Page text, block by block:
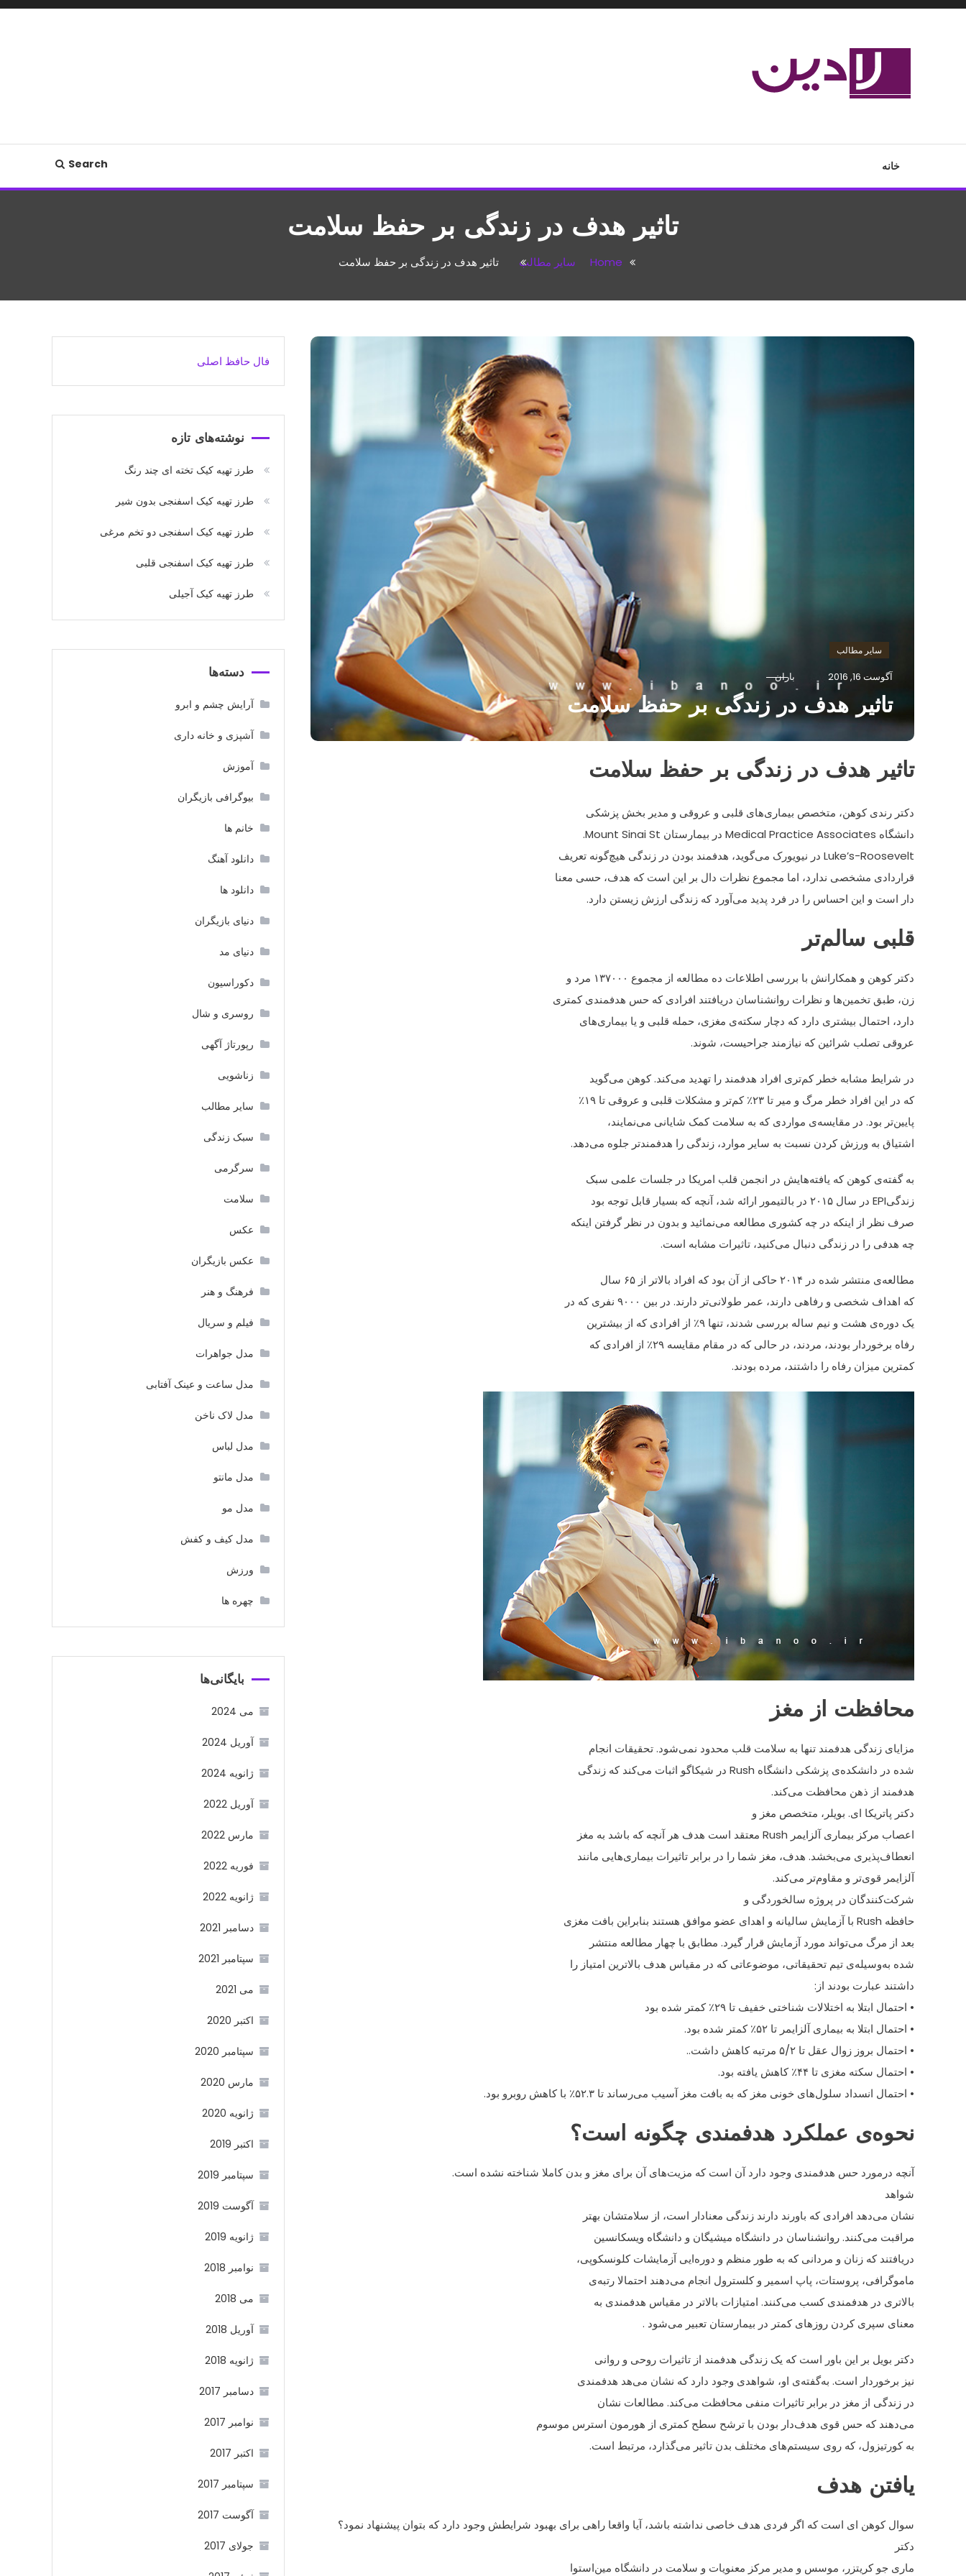
Skip
خانه Search
تاثیر هدف در زندگی بر حفظ سلامت
Home سایر مطالب تاثیر هدف در زندگی بر حفظ سلامت
سایر مطالب
آگوست 16, 2016 باران
تاثیر هدف در زندگی بر حفظ سلامت
تاثیر هدف در زندگی بر حفظ سلامت
دکتر رندی کوهن، متخصص بیماری‌های قلبی و عروقی و مدیر بخش پزشکی
دانشگاه Medical Practice Associates در بیمارستان Mount Sinai St.
Luke’s-Roosevelt در نیویورک می‌گوید، هدفمند بودن در زندگی هیچ‌گونه تعریف
قراردادی مشخصی ندارد، اما مجموع نظرات دال بر این است که هدف، حسی معنا
دار است و این احساس را در فرد پدید می‌آورد که زندگی ارزش زیستن دارد.
قلبی سالم‌تر
دکتر کوهن و همکارانش با بررسی اطلاعات ده مطالعه از مجموع ۱۳۷۰۰۰ مرد و
زن، طبق تخمین‌ها و نظرات روانشناسان دریافتند افرادی که حس هدفمندی کمتری
دارد، احتمال بیشتری دارد که دچار سکته‌ی مغزی، حمله قلبی و یا بیماری‌های
عروقی تصلب شرائین که نیازمند جراحیست، شوند.
در شرایط مشابه خطر کم‌تری افراد هدفمند را تهدید می‌کند. کوهن می‌گوید
که در این افراد خطر مرگ و میر تا ۲۳٪ کم‌تر و مشکلات قلبی و عروقی تا ۱۹٪
پایین‌تر بود. در مقایسه‌ی مواردی که به سلامت کمک شایانی می‌نمایند،
اشتیاق به ورزش کردن نسبت به سایر موارد، زندگی را هدفمند‌تر جلوه می‌دهد.
به گفته‌ی کوهن که یافته‌هایش در انجمن قلب امریکا در جلسات علمی سبک
زندگیEPI در سال ۲۰۱۵ در بالتیمور ارائه شد، آنچه که بسیار قابل توجه بود
صرف نظر از اینکه در چه کشوری مطالعه می‌نمائید و بدون در نظر گرفتن اینکه
چه هدفی را در زندگی دنبال می‌کنید، تاثیرات مشابه است.
مطالعه‌ی منتشر شده در ۲۰۱۴ حاکی از آن بود که افراد بالاتر از ۶۵ سال
که اهداف شخصی و رفاهی دارند، عمر طولانی‌تر دارند. در بین ۹۰۰۰ نفری که در
یک دوره‌ی هشت و نیم ساله بررسی شدند، تنها ۹٪ از افرادی که از بیشترین
رفاه برخوردار بودند، مردند، در حالی که در مقام مقایسه ۲۹٪ از افرادی که
کمترین میزان رفاه را داشتند، مرده بودند.
محافظت از مغز
مزایای زندگی هدفمند تنها به سلامت قلب محدود نمی‌شود. تحقیقات انجام
شده در دانشکده‌ی پزشکی دانشگاه Rush در شیکاگو اثبات می‌کند که زندگی
هدفمند از ذهن محافظت می‌کند.
دکتر پاتریکا ای. بویلر، متخصص مغز و
اعصاب مرکز بیماری آلزایمر Rush معتقد است هدف هر آنچه که باشد به مغز
انعطاف‌پذیری می‌بخشد. هدف، مغز شما را در برابر تاثیرات بیماری‌هایی مانند
آلزایمر قوی‌تر و مقاوم‌تر می‌کند.
شرکت‌کنندگان در پروژه سالخوردگی و
حافظه Rush با آزمایش سالیانه و اهدای عضو موافق هستند بنابراین بافت مغزی
بعد از مرگ می‌تواند مورد آزمایش قرار گیرد. مطابق با چهار مطالعه منتشر
شده به‌وسیله‌ی تیم تحقیقاتی، موضوعاتی که در مقیاس هدف بالاترین امتیاز را
داشتند عبارت بودند از:
• احتمال ابتلا به اختلالات شناختی خفیف تا ۲۹٪ کمتر شده بود
• احتمال ابتلا به بیماری آلزایمر تا ۵۲٪ کمتر شده بود.
• احتمال بروز زوال عقل تا ۵/۲ مرتبه کاهش داشت..
• احتمال سکته مغزی تا ۴۴٪ کاهش یافته بود.
• احتمال انسداد سلول‌های خونی مغز که به بافت مغز آسیب می‌رساند تا ۵۲.۳٪ با کاهش روبرو بود.
نحوه‌ی عملکرد هدفمندی چگونه است؟
آنچه درمورد حس هدفمندی وجود دارد آن است که مزیت‌های آن برای مغز و بدن کاملا شناخته نشده است.
شواهد
نشان می‌دهد افرادی که باورند دارند زندگی معنادار است، از سلامتشان بهتر
مراقبت می‌کنند. روانشناسان در دانشگاه میشیگان و دانشگاه ویسکانسین
دریافتند که زنان و مردانی که به طور منظم و دوره‌ایی آزمایشات کلونسکوپی،
ماموگرافی، پروستات، پاپ اسمیر و کلسترول انجام می‌دهند احتمالا رتبه‌ی
بالاتری در هدفمندی کسب می‌کنند. امتیازات بالاتر در مقیاس هدفمندی به
معنای سپری کردن روزهای کمتر در بیمارستان تعبیر می‌شود .
دکتر بویل بر این باور است که یک زندگی هدفمند از تاثیرات روحی و روانی
نیز برخوردار است. به‌گفته‌ی او، شواهدی وجود دارد که نشان می‌هد هدفمندی
در زندگی از مغز در برابر تاثیرات منفی محافظت می‌کند. مطالعات نشان
می‌دهند که حس قوی هدف‌دار بودن با ترشح سطح کمتری از هورمون استرس موسوم
به کورتیزول، که روی سیستم‌های مختلف بدن تاثیر می‌گذارد، مرتبط است.
یافتن هدف
سوال کوهن ای است که اگر فردی هدف خاصی نداشته باشد، آیا واقعا راهی برای بهبود شرایطش وجود دارد که بتوان پیشنهاد نمود؟
دکتر
ماری جو کریتزر، موسس و مدیر مرکز معنویات و سلامت در دانشگاه مین‌استوا
فال حافظ اصلی
نوشته‌های تازه
طرز تهیه کیک تخته ای چند رنگ
طرز تهیه کیک اسفنجی بدون شیر
طرز تهیه کیک اسفنجی دو تخم مرغی
طرز تهیه کیک اسفنجی قلبی
طرز تهیه کیک آجیلی
دسته‌ها
آرایش چشم و ابرو
آشپزی و خانه داری
آموزش
بیوگرافی بازیگران
خانم ها
دانلود آهنگ
دانلود ها
دنیای بازیگران
دنیای مد
دکوراسیون
روسری و شال
رپورتاژ آگهی
زناشویی
سایر مطالب
سبک زندگی
سرگرمی
سلامت
عکس
عکس بازیگران
فرهنگ و هنر
فیلم و سریال
مدل جواهرات
مدل ساعت و عینک آفتابی
مدل لاک ناخن
مدل لباس
مدل مانتو
مدل مو
مدل کیف و کفش
ورزش
چهره ها
بایگانی‌ها
می 2024
آوریل 2024
ژانویه 2024
آوریل 2022
مارس 2022
فوریه 2022
ژانویه 2022
دسامبر 2021
سپتامبر 2021
می 2021
اکتبر 2020
سپتامبر 2020
مارس 2020
ژانویه 2020
اکتبر 2019
سپتامبر 2019
آگوست 2019
ژانویه 2019
نوامبر 2018
می 2018
آوریل 2018
ژانویه 2018
دسامبر 2017
نوامبر 2017
اکتبر 2017
سپتامبر 2017
آگوست 2017
جولای 2017